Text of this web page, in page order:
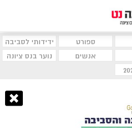
ספורט
ידידותי לסביבה
אנשים
נוער בנס ציונה